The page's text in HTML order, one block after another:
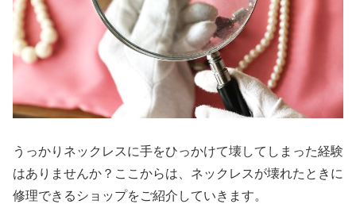
うっかりネックレスに手をひっかけて壊してしまった経験
はありませんか？ここからは、ネックレスが壊れたときに
修理できるショップをご紹介していきます。